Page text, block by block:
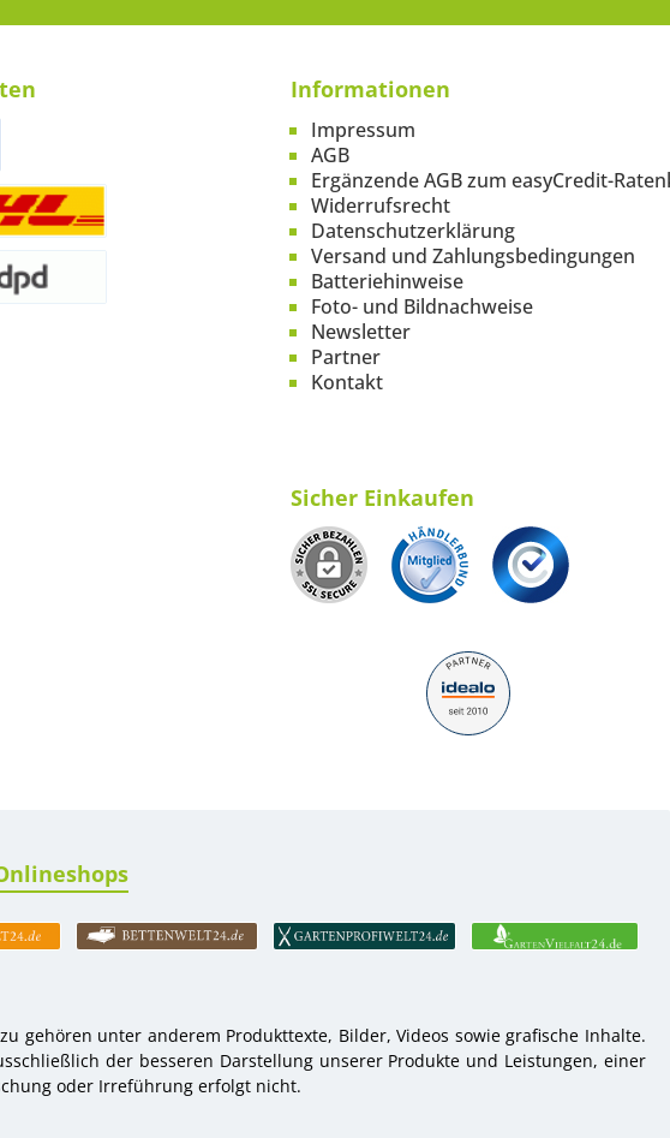
Informationen
Impressum
AGB
Ergänzende AGB zum easyCredit-
Widerrufsrecht
Datenschutzerklärung
Versand und Zahlungsbedingungen
Batteriehinweise
Foto- und Bildnachweise
Newsletter
Partner
Kontakt
Sicher Einkaufen
gehören unter anderem Produkttexte, Bilder, Videos sowie grafische Inhalte.
der besseren Darstellung unserer Produkte und Leistungen, einer
oder Irreführung erfolgt nicht.